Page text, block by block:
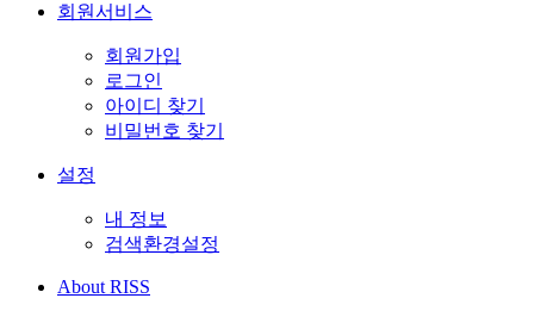
회원서비스
회원가입
로그인
아이디 찾기
비밀번호 찾기
설정
내 정보
검색환경설정
About RISS